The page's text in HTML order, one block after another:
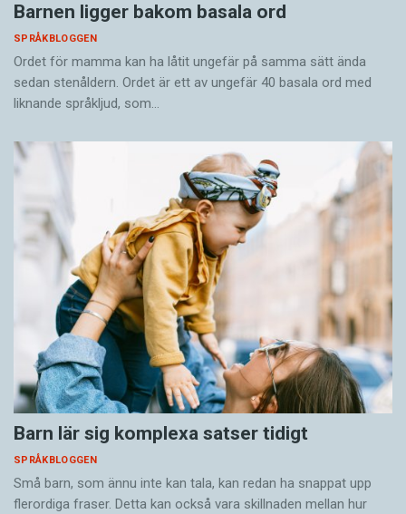
Barnen ligger bakom basala ord
SPRÅKBLOGGEN
Ordet för mamma kan ha låtit ungefär på samma sätt ända
sedan stenåldern. Ordet är ett av ungefär 40 basala ord med
liknande språkljud, som…
Barn lär sig komplexa satser tidigt
SPRÅKBLOGGEN
Små barn, som ännu inte kan tala, kan redan ha snappat upp
flerordiga fraser. Detta kan också vara skillnaden mellan hur